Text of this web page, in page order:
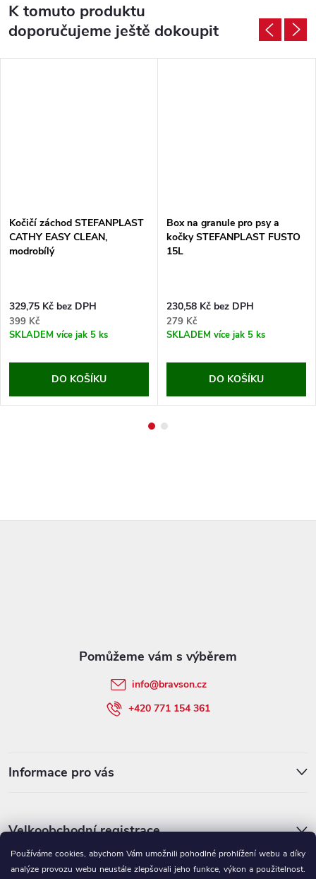
Používáme cookies, abychom Vám umožnili pohodlné prohlížení webu a díky
analýze provozu webu neustále zlepšovali jeho funkce, výkon a použitelnost.
K tomuto produktu
doporučujeme ještě dokoupit
Kočičí záchod STEFANPLAST
CATHY EASY CLEAN,
modrobílý
329,75 Kč bez DPH
399 Kč
SKLADEM více jak 5 ks
DO KOŠÍKU
Box na granule pro psy a
kočky STEFANPLAST FUSTO
15L
230,58 Kč bez DPH
279 Kč
SKLADEM více jak 5 ks
DO KOŠÍKU
info@bravson.cz
+420 771 154 361
Informace pro vás
Velkoobchodní registrace